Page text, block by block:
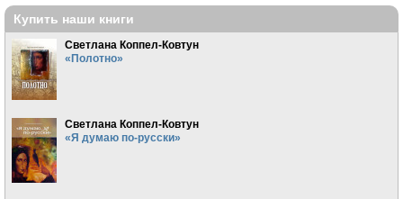
Купить наши книги
Светлана Коппел-Ковтун
«Полотно»
Светлана Коппел-Ковтун
«Я думаю по-русски»